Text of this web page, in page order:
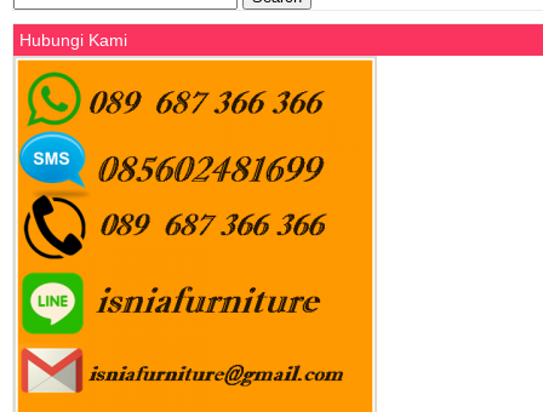
for:
Hubungi Kami